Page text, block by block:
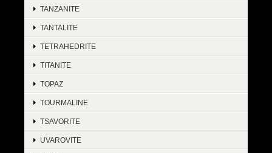
TANZANITE
TANTALITE
TETRAHEDRITE
TITANITE
TOPAZ
TOURMALINE
TSAVORITE
UVAROVITE